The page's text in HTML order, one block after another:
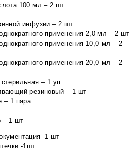
100 мл – 2 шт
инфузии – 2 шт
применения 2,0 мл – 2 шт
применения 10,0 мл – 2
применения 20,0 мл – 2
– 1 уп
резиновый – 1 шт
– 1 пара
– 1 шт
-1 шт
-1шт